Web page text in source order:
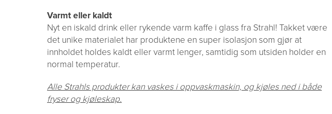
Varmt eller kaldt
Nyt en iskald drink eller rykende varm kaffe i glass fra Strahl! Takket være
det unike materialet har produktene en super isolasjon som gjør at
innholdet holdes kaldt eller varmt lenger, samtidig som utsiden holder en
normal temperatur.
Alle Strahls produkter kan vaskes i oppvaskmaskin, og kjøles ned i både
fryser og kjøleskap.